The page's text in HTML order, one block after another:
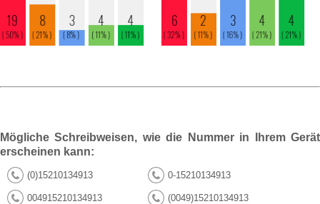
Mögliche Schreibweisen, wie die Nummer in Ihrem Gerät
erscheinen kann:
(0)15210134913 0-15210134913
004915210134913 (0049)15210134913